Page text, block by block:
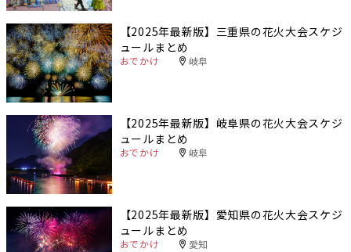
【2025年最新版】三重県の花火大会スケジ
ュールまとめ
おでかけ 岐阜
【2025年最新版】岐阜県の花火大会スケジ
ュールまとめ
おでかけ 岐阜
【2025年最新版】愛知県の花火大会スケジ
ュールまとめ
おでかけ 愛知